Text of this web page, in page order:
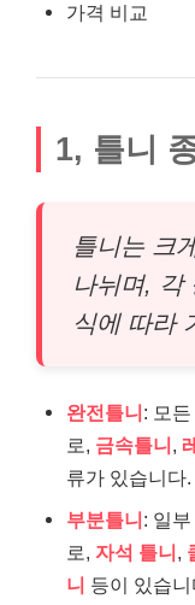
가격 비교
1, 틀니
틀니는 크
나뉘며, 각
식에 따라
완전틀니: 모
로, 금속틀니,
류가 있습니다.
부분틀니: 일
로, 자석 틀니,
니 등이 있습니